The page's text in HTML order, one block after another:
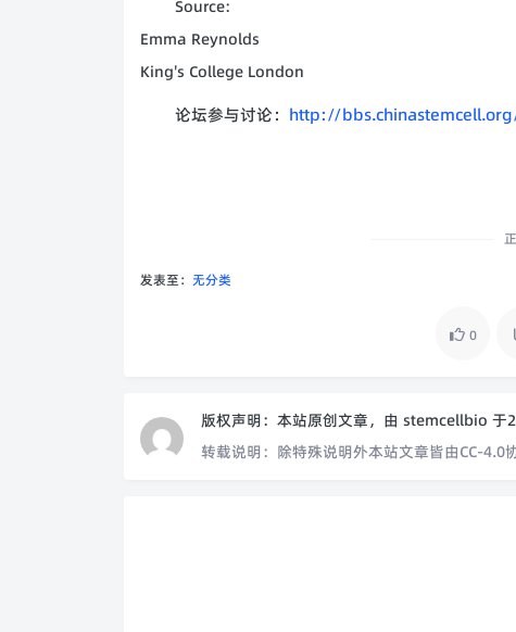
Source:
Emma Reynolds
King's College London
论坛参与讨论： http://
发表至： 无分类
0
版权声明： 本站原创文章，由 stemcellbio 于
转载说明： 除特殊说明外本站文章皆由CC-4.0